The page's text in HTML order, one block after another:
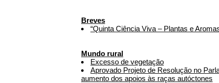
Breves
“Quinta Ciência Viva – Plantas e
Mundo rural
Excesso de vegetação
Aprovado Projeto de Resolução no
aumento dos apoios às raças autóctones